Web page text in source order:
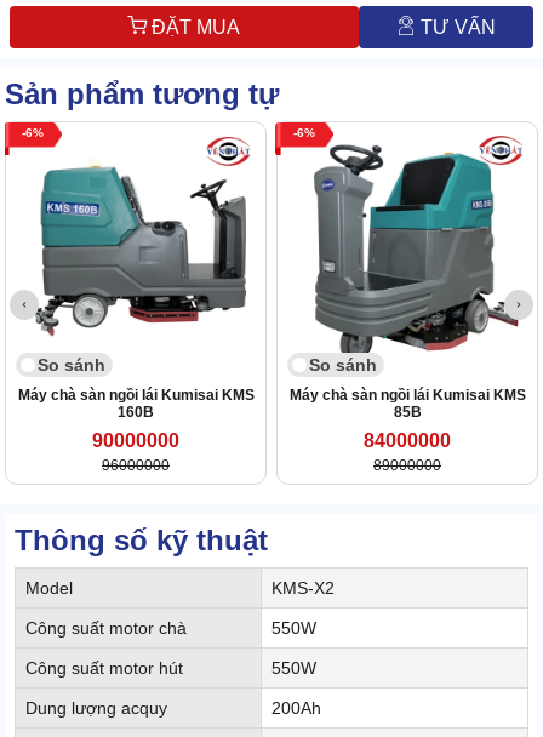
ĐẶT MUA TƯ VẤN
Sản phẩm tương tự
6
So sánh
Máy chà sàn ngồi lái Kumisai KMS
160B
90000000
96000000
6
So sánh
Máy chà sàn ngồi lái Kumisai KMS
85B
84000000
89000000
Thông số kỹ thuật
Model KMS-X2
Công suất motor chà 550W
Công suất motor hút 550W
Dung lượng acquy 200Ah